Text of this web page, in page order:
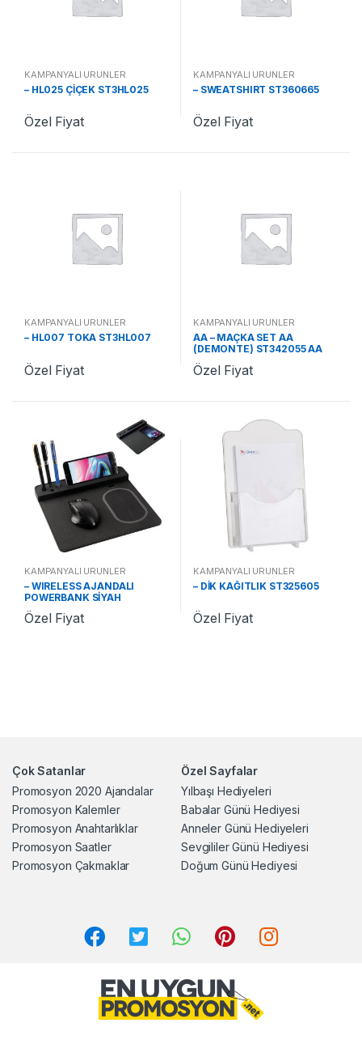
KAMPANYALI ÜRÜNLER
– HL025 ÇİÇEK ST3HL025
Özel Fiyat
KAMPANYALI ÜRÜNLER
– SWEATSHIRT ST360665
Özel Fiyat
KAMPANYALI ÜRÜNLER
– HL007 TOKA ST3HL007
Özel Fiyat
KAMPANYALI ÜRÜNLER
AA – MAÇKA SET AA
(DEMONTE) ST342055 AA
Özel Fiyat
KAMPANYALI ÜRÜNLER
– WIRELESS AJANDALI
POWERBANK SİYAH
ST321310
Özel Fiyat
KAMPANYALI ÜRÜNLER
– DİK KAĞITLIK ST325605
Özel Fiyat
Çok Satanlar
Promosyon 2020 Ajandalar
Promosyon Kalemler
Promosyon Anahtarlıklar
Promosyon Saatler
Promosyon Çakmaklar
Özel Sayfalar
Yılbaşı Hediyeleri
Babalar Günü Hediyesi
Anneler Günü Hediyeleri
Sevgililer Günü Hediyesi
Doğum Günü Hediyesi